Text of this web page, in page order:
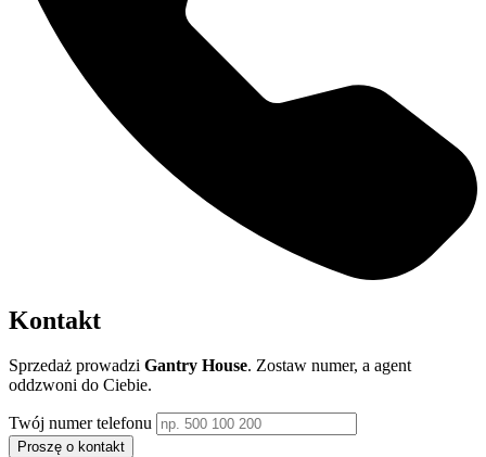
Kontakt
Sprzedaż prowadzi Gantry House. Zostaw numer, a agent
oddzwoni do Ciebie.
Twój numer telefonu
Proszę o kontakt